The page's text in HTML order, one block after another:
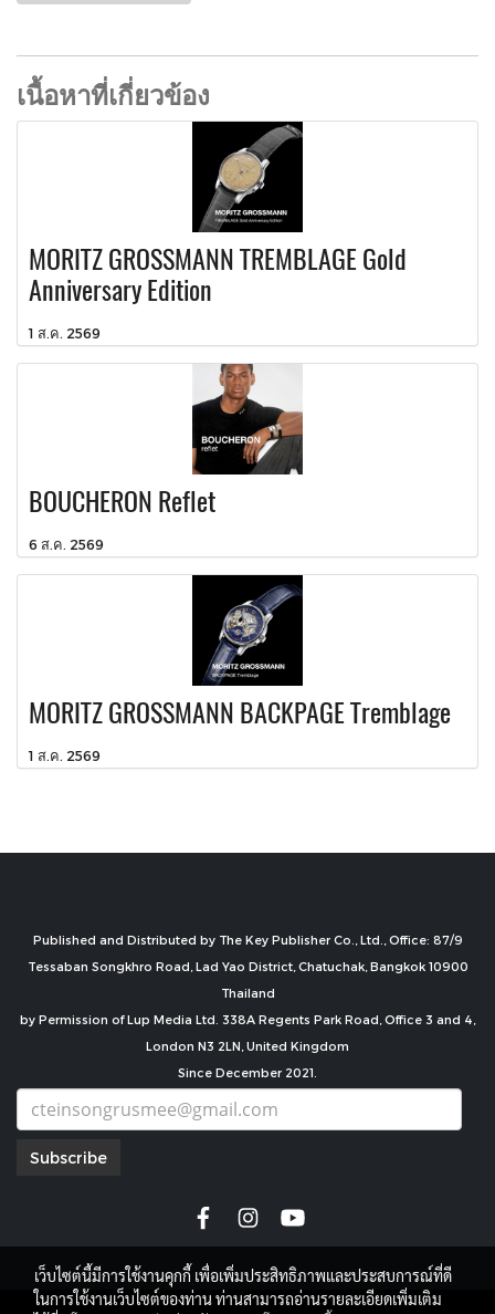
เนื้อหาที่เกี่ยวข้อง
MORITZ GROSSMANN TREMBLAGE Gold
Anniversary Edition
1 ส.ค. 2569
BOUCHERON Reflet
6 ส.ค. 2569
MORITZ GROSSMANN BACKPAGE Tremblage
1 ส.ค. 2569
Published and Distributed by The Key Publisher Co., Ltd., Office: 87/9
Tessaban Songkhro Road, Lad Yao District, Chatuchak, Bangkok 10900
Thailand
by Permission of Lup Media Ltd. 338A Regents Park Road, Office 3 and 4,
London N3 2LN, United Kingdom
Since December 2021.
Subscribe
เว็บไซต์นี้มีการใช้งานคุกกี้ เพื่อเพิ่มประสิทธิภาพและประสบการณ์ที่ดี
ในการใช้งานเว็บไซต์ของท่าน ท่านสามารถอ่านรายละเอียดเพิ่มเติม